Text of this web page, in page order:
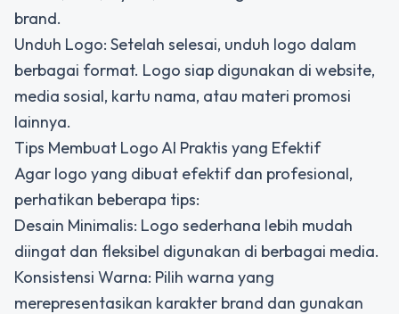
brand.
Unduh Logo: Setelah selesai, unduh logo dalam
berbagai format. Logo siap digunakan di website,
media sosial, kartu nama, atau materi promosi
lainnya.
Tips Membuat Logo AI Praktis yang Efektif
Agar logo yang dibuat efektif dan profesional,
perhatikan beberapa tips:
Desain Minimalis: Logo sederhana lebih mudah
diingat dan fleksibel digunakan di berbagai media.
Konsistensi Warna: Pilih warna yang
merepresentasikan karakter brand dan gunakan